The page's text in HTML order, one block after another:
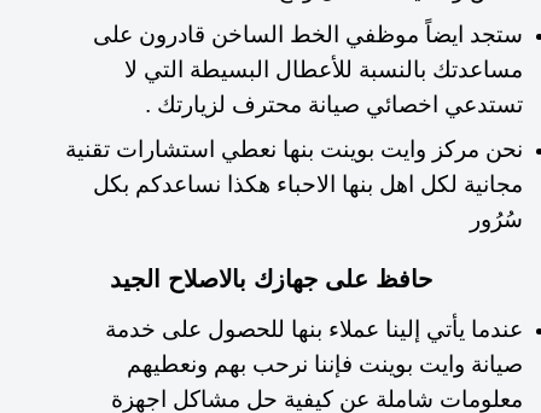
ستجد ايضاً موظفي الخط الساخن قادرون على
مساعدتك بالنسبة للأعطال البسيطة التي لا
تستدعي اخصائي صيانة محترف لزيارتك .
نحن مركز وايت بوينت بنها نعطي استشارات تقنية
مجانية لكل اهل بنها الاحباء هكذا نساعدكم بكل
سُرُور
حافظ على جهازك بالاصلاح الجيد
عندما يأتي إلينا عملاء بنها للحصول على خدمة
صيانة وايت بوينت فإننا نرحب بهم ونعطيهم
معلومات شاملة عن كيفية حل مشاكل اجهزة